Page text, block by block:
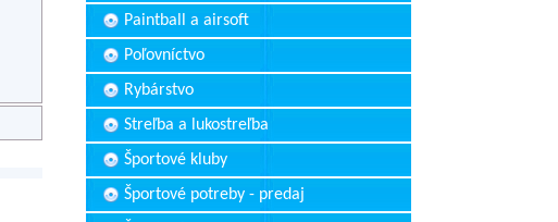
Paintball a airsoft
Poľovníctvo
Rybárstvo
Streľba a lukostreľba
Športové kluby
Športové potreby - predaj